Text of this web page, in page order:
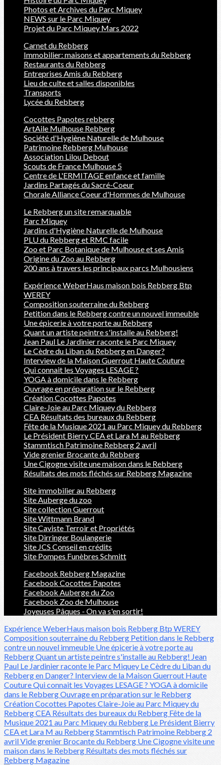
Photos et Archives du Parc Miquey
NEWS sur le Parc Miquey
Projet du Parc Miquey Mars 2022
Carnet du Rebberg
Immobilier: maisons et appartements du Rebberg
Restaurants du Rebberg
Entreprises Amis du Rebberg
Lieu de culte et salles disponibles
Transports
Lycée du Rebberg
Cocottes Papotes rebberg
ArtAile Mulhouse Rebberg
Société d'Hygiène Naturelle de Mulhouse
Patrimoine Rebberg Mulhouse
Association Lilou Debout
Scouts de France Mulhouse 5
Centre de L'ERMITAGE enfance et famille
Jardins Partagés du Sacré-Coeur
Chorale Alliance Coeur d'Hommes de Mulhouse
Le Rebberg un site remarquable
Parc Miquey
Jardins d'Hygiène Naturelle de Mulhouse
PLU du Rebberg et RMC facile
Zoo et Parc Botanique de Mulhouse et ses Amis
Origine du Zoo au Rebberg
200 ans à travers les principaux parcs Mulhousiens
Expérience WeberHaus maison bois Rebberg Btp
WEREY
Composition souterraine du Rebberg
Petition dans le Rebberg contre un nouvel immeuble
Une épicerie à votre porte au Rebberg
Quant un artiste peintre s'installe au Rebberg!
Jean Paul Le Jardinier raconte le Parc Miquey
Le Cèdre du Liban du Rebberg en Danger?
Interview de la Maison Guerrout Haute Couture
Qui connait les Voyages LESAGE ?
YOGA à domicile dans le Rebberg
Ouvrage en préparation sur le Rebberg
Création Cocottes Papotes
Claire-Joie au Parc Miquey du Rebberg
CEA Résultats des bureaux du Rebberg
Fête de la Musique 2021 au Parc Miquey du Rebberg
Le Président Bierry CEA et Lara M au Rebberg
Stammtisch Patrimoine Rebberg 2 avril
Vide grenier Brocante du Rebberg
Une Cigogne visite une maison dans le Rebberg
Résultats des mots fléchés sur Rebberg Magazine
Site immobilier au Rebberg
Site Auberge du zoo
Site collection Guerrout
Site Wittmann Brand
Site Caviste Terroir et Propriétés
Site Dirringer Boulangerie
Site JCS Conseil en crédits
Site Pompes Funèbres Schmitt
Facebook Rebberg Magazine
Facebook Cocottes Papotes
Facebook Auberge du Zoo
Facebook Zoo de Mulhouse
Joyeuses Pâques - On va s'en sortir!
Expérience WeberHaus maison bois Rebberg Btp WEREY
Composition souterraine du Rebberg Petition dans le Rebberg
contre un nouvel immeuble Une épicerie à votre porte au
RebbergQuant un artiste peintre s'installe au Rebberg! Jean
Paul Le Jardinier raconte le Parc Miquey Le Cèdre du Liban du
Rebberg en Danger? Interview de la Maison Guerrout Haute
CoutureQui connait les Voyages LESAGE ? YOGA à domicile
dans le RebbergOuvrage en préparation sur le Rebberg
Création Cocottes Papotes Claire-Joie au Parc Miquey du
RebbergCEA Résultats des bureaux du Rebberg Fête de la
Musique 2021 au Parc Miquey du Rebberg Le Président Bierry
CEA et Lara M au RebbergStammtisch Patrimoine Rebberg 2
avrilVide grenier Brocante du Rebberg Une Cigogne visite une
maison dans le Rebberg Résultats des mots fléchés sur
Rebberg Magazine